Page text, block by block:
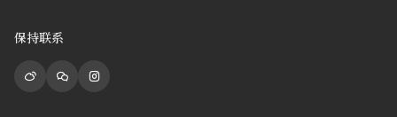
保持联系